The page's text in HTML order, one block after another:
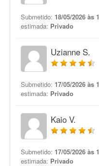
Submetido: 18/05/2026 às
estimada: Privado
Uzianne S.
Submetido: 17/05/2026 às
estimada: Privado
Kaio V.
Submetido: 17/05/2026 às
estimada: Privado